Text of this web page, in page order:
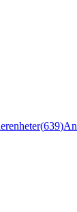
(639)